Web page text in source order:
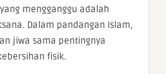
mengganggu adalah
Dalam pandangan Islam,
jiwa sama pentingnya
fisik.